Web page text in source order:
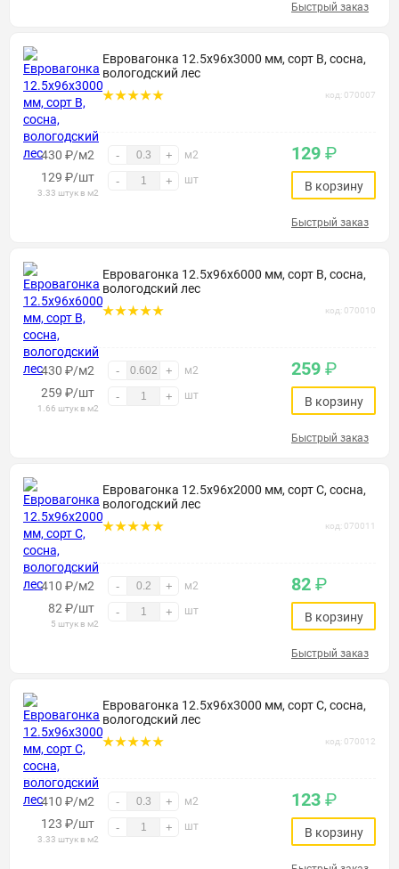
Быстрый заказ
Евровагонка 12.5х96х3000 мм, сорт В, сосна,
вологодский лес
код: 070007
430 ₽/м2 - + м2
129 ₽/шт
3.33 штук в м2
- + шт
129 ₽
В корзину
Быстрый заказ
Евровагонка 12.5х96х6000 мм, сорт В, сосна,
вологодский лес
код: 070010
430 ₽/м2 - + м2
259 ₽/шт
1.66 штук в м2
- + шт
259 ₽
В корзину
Быстрый заказ
Евровагонка 12.5х96х2000 мм, сорт С, сосна,
вологодский лес
код: 070011
410 ₽/м2 - + м2
82 ₽/шт
5 штук в м2
- + шт
82 ₽
В корзину
Быстрый заказ
Евровагонка 12.5х96х3000 мм, сорт С, сосна,
вологодский лес
код: 070012
410 ₽/м2 - + м2
123 ₽/шт
3.33 штук в м2
- + шт
123 ₽
В корзину